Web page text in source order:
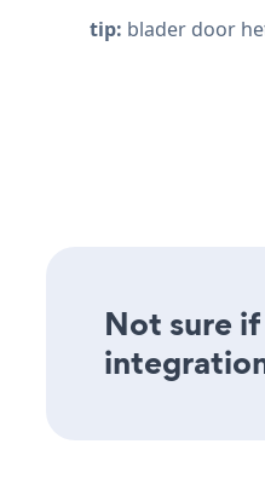
tip: blader door
Not sure